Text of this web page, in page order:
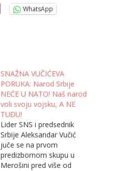
WhatsApp
SNAŽNA VUČIĆEVA
PORUKA: Narod Srbije
NEĆE U NATO! Naš narod
voli svoju vojsku, A NE
TUĐU!
Lider SNS i predsednik
Srbije Aleksandar Vučić
juče se na prvom
predizbornom skupu u
Merošini pred više od